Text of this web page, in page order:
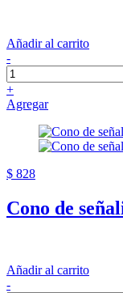
Añadir al carrito
-
+
Agregar
$ 828
Cono de
Añadir al carrito
-